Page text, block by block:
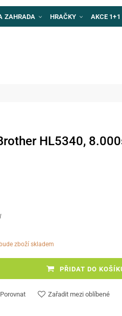
ZAHRADA HRAČKY AKCE 1+1
HL5340,
zboží skladem
PŘIDAT DO
Porovnat Zařadit mezi oblíbené